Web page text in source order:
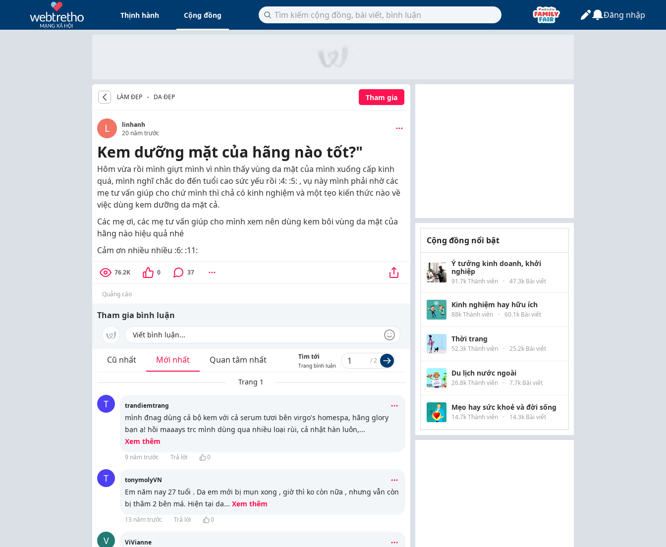
Thịnh hành Cộng đồng Đăng nhập
LÀM ĐẸP DA ĐẸP Tham gia
L
linhanh
20 năm trước
Kem dưỡng mặt của hãng nào tốt?"
Hôm vừa rồi mình giựt mình vì nhìn thấy vùng da mặt của mình xuống cấp kinh
quá, mình nghĩ chắc do đến tuổi cao sức yếu rồi :4: :5: , vụ này mình phải nhờ các
mẹ tư vấn giúp cho chứ mình thì chả có kinh nghiệm và một tẹo kiến thức nào về
việc dùng kem dưỡng da mặt cả.
Các mẹ ơi, các mẹ tư vấn giúp cho mình xem nên dùng kem bôi vùng da mặt của
hãng nào hiệu quả nhé
Cảm ơn nhiều nhiều :6: :11:
76.2K 0 37
Quảng cáo
Tham gia bình luận
Cũ nhất Mới nhất Quan tâm nhất Tìm tới
Trang bình luận
/2
Trang 1
T trandiemtrang
mình đnag dùng cả bộ kem với cả serum tươi bên virgo's homespa, hãng glory
bạn ạ! hồi maaays trc mình dùng qua nhiều loại rùi, cả nhật hàn luôn,...
Xem thêm
9 năm trước Trả lời 0
T tonymolyVN
Em năm nay 27 tuổi . Da em mới bị mụn xong , giờ thì ko còn nữa , nhưng vẫn còn
bị thâm 2 bên má. Hiện tại da... Xem thêm
13 năm trước Trả lời 0
V ViVianne
Cộng đồng nổi bật
Ý tưởng kinh doanh, khởi
nghiệp
91.7k Thành viên · 47.3k Bài viết
Kinh nghiệm hay hữu ích
88k Thành viên · 60.1k Bài viết
Thời trang
52.3k Thành viên · 25.2k Bài viết
Du lịch nước ngoài
26.8k Thành viên · 7.7k Bài viết
Mẹo hay sức khoẻ và đời sống
14.7k Thành viên · 14.3k Bài viết